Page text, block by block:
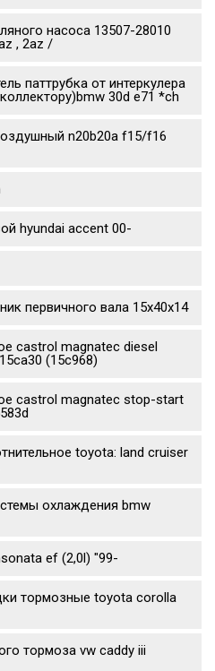
насоса 13507-28010
, 2az /
паттрубка от интеркулера
30d e71 *ch
n20b20a f15/f16
hyundai accent 00-
первичного вала 15x40x14
castrol magnatec diesel
(15c968)
castrol magnatec stop-start
toyota: land cruiser
охлаждения bmw
ef (2,0l) "99-
тормозные toyota corolla
тормоза vw caddy iii